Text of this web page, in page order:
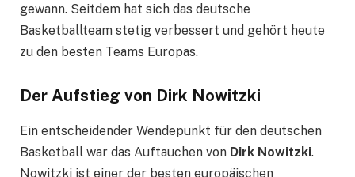
gewann. Seitdem hat sich das deutsche
Basketballteam stetig verbessert und gehört heute
zu den besten Teams Europas.
Der Aufstieg von Dirk Nowitzki
Ein entscheidender Wendepunkt für den deutschen
Basketball war das Auftauchen von Dirk Nowitzki.
Nowitzki ist einer der besten europäischen